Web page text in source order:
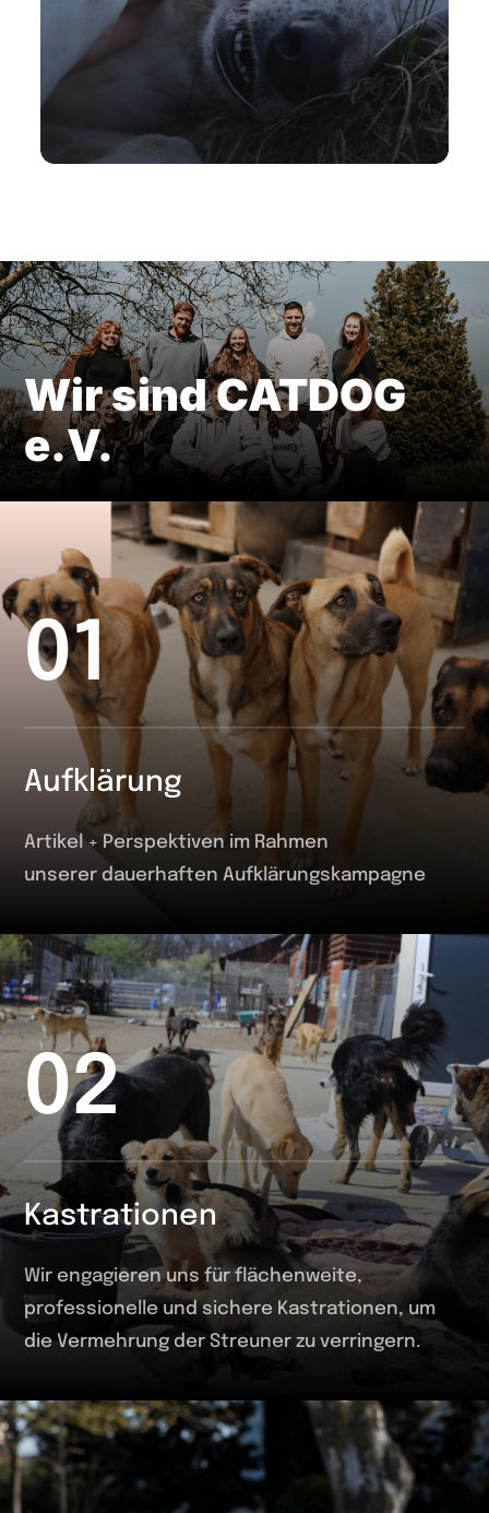
Wir sind CATDOG
e.V.
01
Aufklärung
Artikel + Perspektiven im Rahmen
unserer dauerhaften Aufklärungskampagne
02
Kastrationen
Wir engagieren uns für flächenweite,
professionelle und sichere Kastrationen, um
die Vermehrung der Streuner zu verringern.